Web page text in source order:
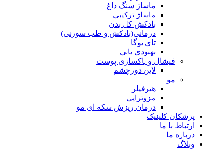
ماساژ سنگ داغ
ماساژ ترکیبی
بادکش کل بدن
درمانی(بادکش و طب سوزنی)
تای یوگا
بهبودی یابی
فیشال و پاکسازی پوست
لاین دورچشم
مو
هیرفیلر
مزوتراپی
درمان ریزش سکه ای مو
پزشکان کلینیک
ارتباط با ما
درباره ما
وبلاگ